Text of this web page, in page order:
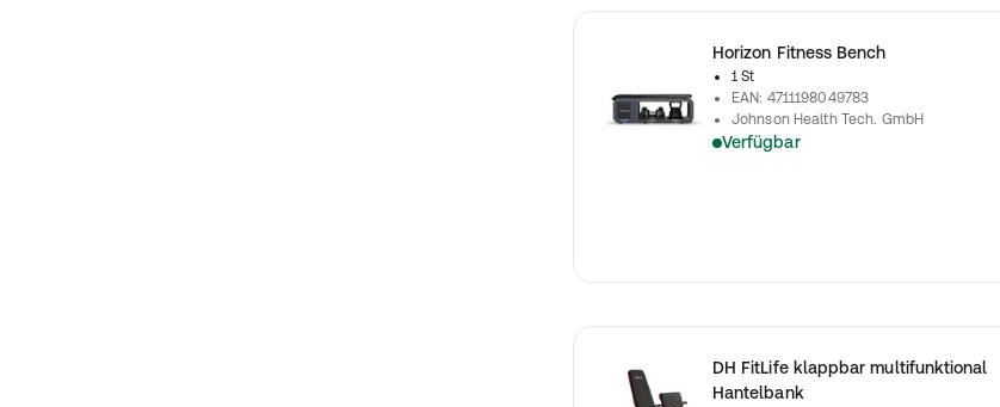
Horizon Fitness Bench
1 St
EAN: 4711198049783
Johnson Health Tech. GmbH
Verfügbar
DH FitLife klappbar multifunktional
Hantelbank